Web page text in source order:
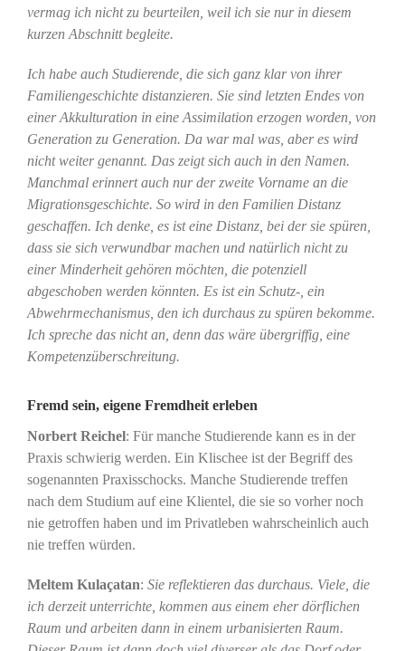
vermag ich nicht zu beurteilen, weil ich sie nur in diesem
kurzen Abschnitt begleite.
Ich habe auch Studierende, die sich ganz klar von ihrer
Familiengeschichte distanzieren. Sie sind letzten Endes von
einer Akkulturation in eine Assimilation erzogen worden, von
Generation zu Generation. Da war mal was, aber es wird
nicht weiter genannt. Das zeigt sich auch in den Namen.
Manchmal erinnert auch nur der zweite Vorname an die
Migrationsgeschichte. So wird in den Familien Distanz
geschaffen. Ich denke, es ist eine Distanz, bei der sie spüren,
dass sie sich verwundbar machen und natürlich nicht zu
einer Minderheit gehören möchten, die potenziell
abgeschoben werden könnten. Es ist ein Schutz-, ein
Abwehrmechanismus, den ich durchaus zu spüren bekomme.
Ich spreche das nicht an, denn das wäre übergriffig, eine
Kompetenzüberschreitung.
Fremd sein, eigene Fremdheit erleben
Norbert Reichel: Für manche Studierende kann es in der
Praxis schwierig werden. Ein Klischee ist der Begriff des
sogenannten Praxisschocks. Manche Studierende treffen
nach dem Studium auf eine Klientel, die sie so vorher noch
nie getroffen haben und im Privatleben wahrscheinlich auch
nie treffen würden.
Meltem Kulaçatan: Sie reflektieren das durchaus. Viele, die
ich derzeit unterrichte, kommen aus einem eher dörflichen
Raum und arbeiten dann in einem urbanisierten Raum.